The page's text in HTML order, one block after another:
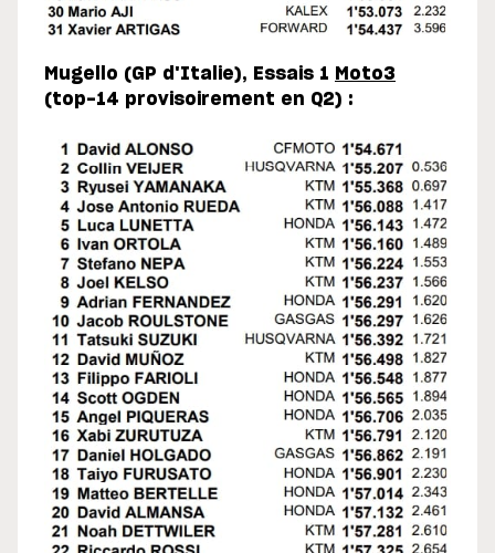
Mugello (GP d'Italie), Essais 1 Moto3
(top-14 provisoirement en Q2) :